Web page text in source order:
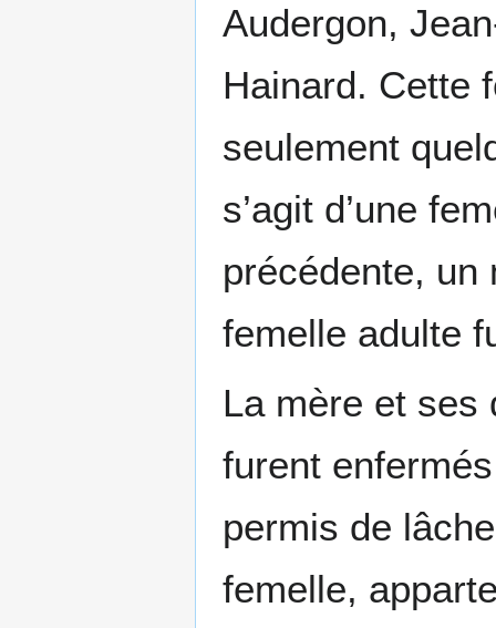
Audergon,
Hainard. Cette
seulement
s’agit d’une
précédente, un
femelle adulte
La mère et ses
furent
permis de
femelle,